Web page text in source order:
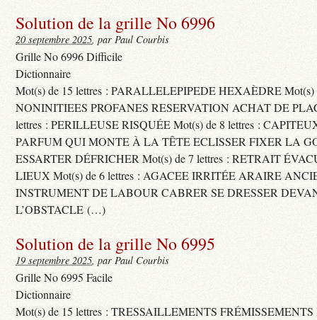
Solution de la grille No 6996
20 septembre 2025, par Paul Courbis
Grille No 6996 Difficile
Dictionnaire
Mot(s) de 15 lettres : PARALLELEPIPEDE HEXAÈDRE Mot(s)
NONINITIEES PROFANES RESERVATION ACHAT DE
lettres : PERILLEUSE RISQUÉE Mot(s) de 8 lettres :
PARFUM QUI MONTE À LA TÊTE ECLISSER FIXER LA
ESSARTER DÉFRICHER Mot(s) de 7 lettres : RETRAIT
LIEUX Mot(s) de 6 lettres : AGACEE IRRITÉE ARAIRE
INSTRUMENT DE LABOUR CABRER SE DRESSER
L’OBSTACLE (…)
Solution de la grille No 6995
19 septembre 2025, par Paul Courbis
Grille No 6995 Facile
Dictionnaire
Mot(s) de 15 lettres : TRESSAILLEMENTS FRÉMISSEMENTS